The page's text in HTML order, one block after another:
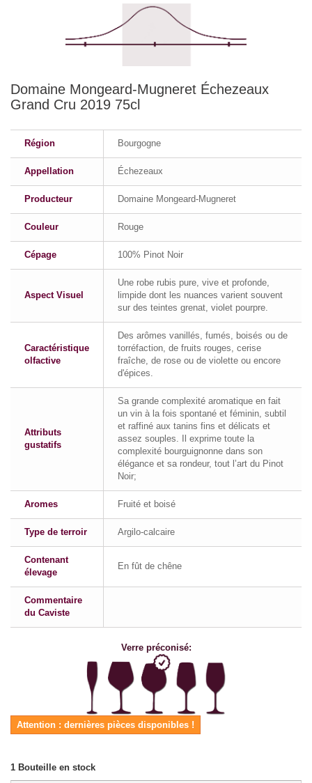
Domaine Mongeard-Mugneret Échezeaux
Grand Cru 2019 75cl
Région Bourgogne
Appellation Échezeaux
Producteur Domaine Mongeard-Mugneret
Couleur Rouge
Cépage 100% Pinot Noir
Aspect Visuel
Une robe rubis pure, vive et profonde,
limpide dont les nuances varient souvent
sur des teintes grenat, violet pourpre.
Caractéristique
olfactive
Des arômes vanillés, fumés, boisés ou de
torréfaction, de fruits rouges, cerise
fraîche, de rose ou de violette ou encore
d'épices.
Attributs
gustatifs
Sa grande complexité aromatique en fait
un vin à la fois spontané et féminin, subtil
et raffiné aux tanins fins et délicats et
assez souples. Il exprime toute la
complexité bourguignonne dans son
élégance et sa rondeur, tout l’art du Pinot
Noir;
Aromes Fruité et boisé
Type de terroir Argilo-calcaire
Contenant
élevage
En fût de chêne
Commentaire
du Caviste
Verre préconisé:
Attention : dernières pièces disponibles !
1 Bouteille en stock